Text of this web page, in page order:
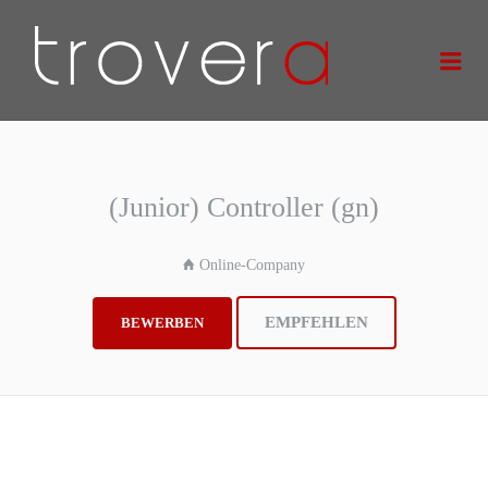
(Junior) Controller (gn)
Online-Company
EMPFEHLEN